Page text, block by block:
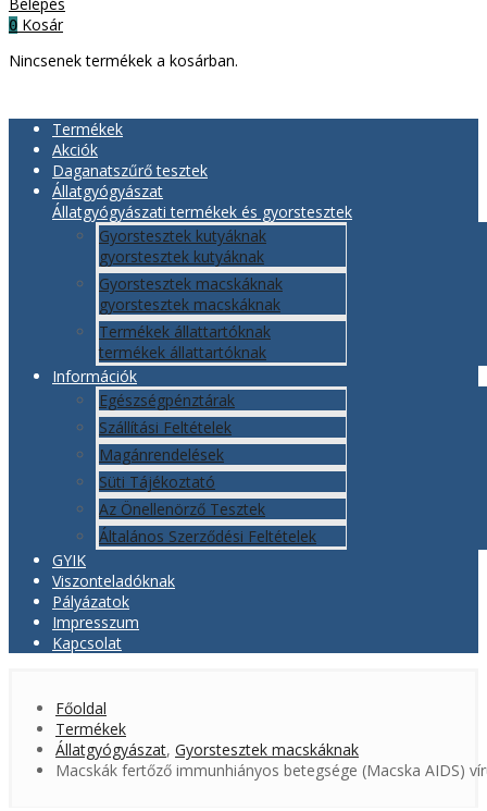
Belépés
0 Kosár
Nincsenek termékek a kosárban.
Termékek
Akciók
Daganatszűrő tesztek
Állatgyógyászat
Állatgyógyászati termékek és gyorstesztek
Gyorstesztek kutyáknak
gyorstesztek kutyáknak
Gyorstesztek macskáknak
gyorstesztek macskáknak
Termékek állattartóknak
termékek állattartóknak
Információk
Egészségpénztárak
Szállítási Feltételek
Magánrendelések
Süti Tájékoztató
Az Önellenörző Tesztek
Általános Szerződési Feltételek
GYIK
Viszonteladóknak
Pályázatok
Impresszum
Kapcsolat
Főoldal
Termékek
Állatgyógyászat, Gyorstesztek macskáknak
Macskák fertőző immunhiányos betegsége (Macska AIDS)